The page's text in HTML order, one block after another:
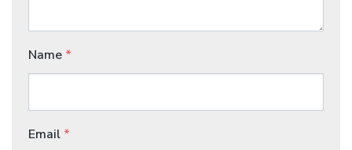
Name *
Email *